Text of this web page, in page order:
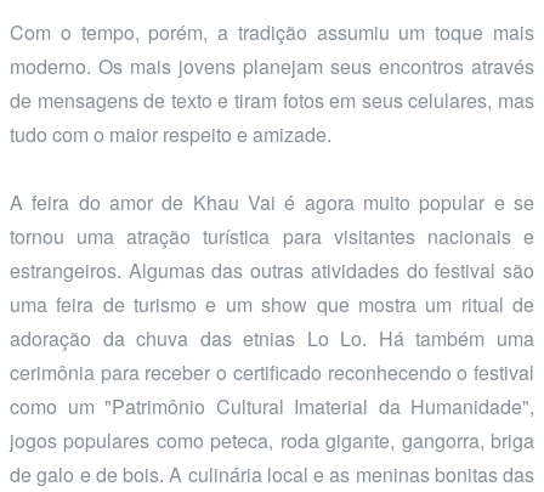
Com o tempo, porém, a tradição assumiu um toque mais
moderno. Os mais jovens planejam seus encontros através
de mensagens de texto e tiram fotos em seus celulares, mas
tudo com o maior respeito e amizade.
A feira do amor de Khau Vai é agora muito popular e se
tornou uma atração turística para visitantes nacionais e
estrangeiros. Algumas das outras atividades do festival são
uma feira de turismo e um show que mostra um ritual de
adoração da chuva das etnias Lo Lo. Há também uma
cerimônia para receber o certificado reconhecendo o festival
como um "Patrimônio Cultural Imaterial da Humanidade",
jogos populares como peteca, roda gigante, gangorra, briga
de galo e de bois. A culinária local e as meninas bonitas das